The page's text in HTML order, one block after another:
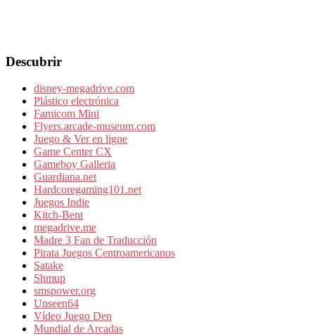
Descubrir
disney-megadrive.com
Plástico electrónica
Famicom Mini
Flyers.arcade-museum.com
Juego & Ver en ligne
Game Center CX
Gameboy Galleria
Guardiana.net
Hardcoregaming101.net
Juegos Indie
Kitch-Bent
megadrive.me
Madre 3 Fan de Traducción
Pirata Juegos Centroamericanos
Satake
Shmup
smspower.org
Unseen64
Vídeo Juego Den
Mundial de Arcadas